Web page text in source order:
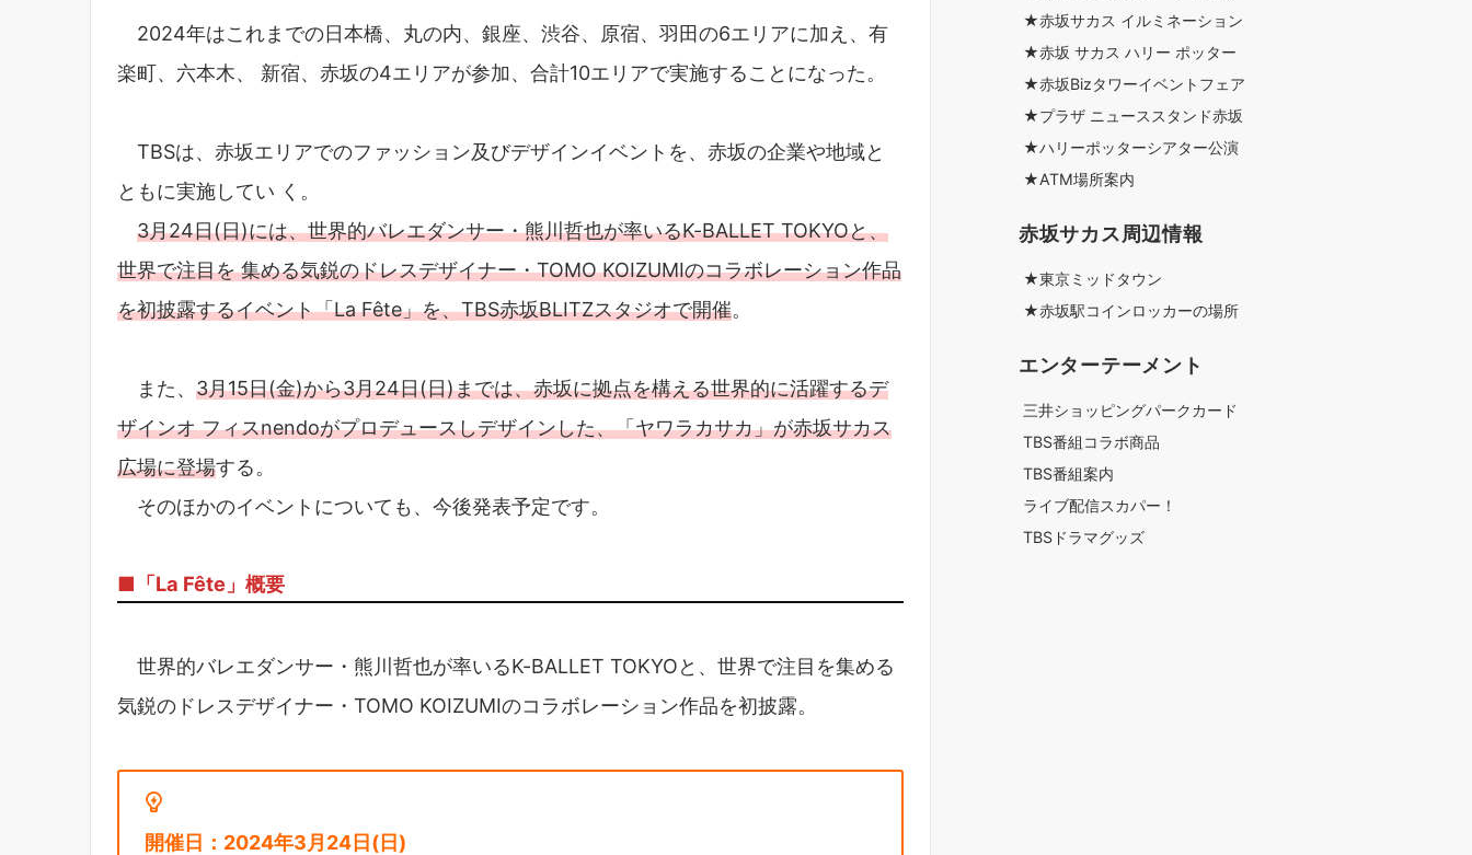
2024年はこれまでの日本橋、丸の内、銀座、渋谷、原宿、羽田の6エリアに加え、有
楽町、六本木、 新宿、赤坂の4エリアが参加、合計10エリアで実施することになった。
TBSは、赤坂エリアでのファッション及びデザインイベントを、赤坂の企業や地域と
ともに実施してい く。
3月24日(日)には、世界的バレエダンサー・熊川哲也が率いるK-BALLET TOKYOと、
世界で注目を 集める気鋭のドレスデザイナー・TOMO KOIZUMIのコラボレーション作品
を初披露するイベント「La Fête」を、TBS赤坂BLITZスタジオで開催。
また、 3月15日(金)から3月24日(日)までは、赤坂に拠点を構える世界的に活躍するデ
ザインオ フィスnendoがプロデュースしデザインした、「ヤワラカサカ」が赤坂サカス
広場に登場する。
そのほかのイベントについても、今後発表予定です。
■「La Fête」概要
世界的バレエダンサー・熊川哲也が率いるK-BALLET TOKYOと、世界で注目を集める
気鋭のドレスデザイナー・TOMO KOIZUMIのコラボレーション作品を初披露。
開催日：2024年3月24日(日)
★赤坂サカス イルミネーション
★赤坂 サカス ハリー ポッター
★赤坂Bizタワーイベントフェア
★プラザ ニューススタンド赤坂
★ハリーポッターシアター公演
★ATM場所案内
赤坂サカス周辺情報
★東京ミッドタウン
★赤坂駅コインロッカーの場所
エンターテーメント
三井ショッピングパークカード
TBS番組コラボ商品
TBS番組案内
ライブ配信スカパー！
TBSドラマグッズ